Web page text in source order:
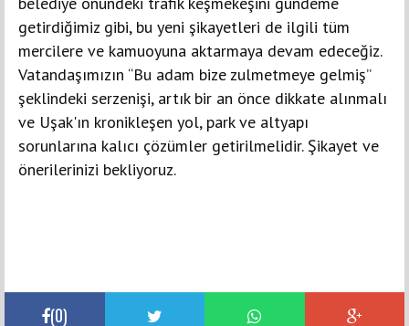
getirdiğimiz gibi, bu yeni şikayetleri de ilgili tüm
mercilere ve kamuoyuna aktarmaya devam edeceğiz.
Vatandaşımızın “Bu adam bize zulmetmeye gelmiş”
şeklindeki serzenişi, artık bir an önce dikkate alınmalı
ve Uşak'ın kronikleşen yol, park ve altyapı
sorunlarına kalıcı çözümler getirilmelidir. Şikayet ve
önerilerinizi bekliyoruz.
(0)